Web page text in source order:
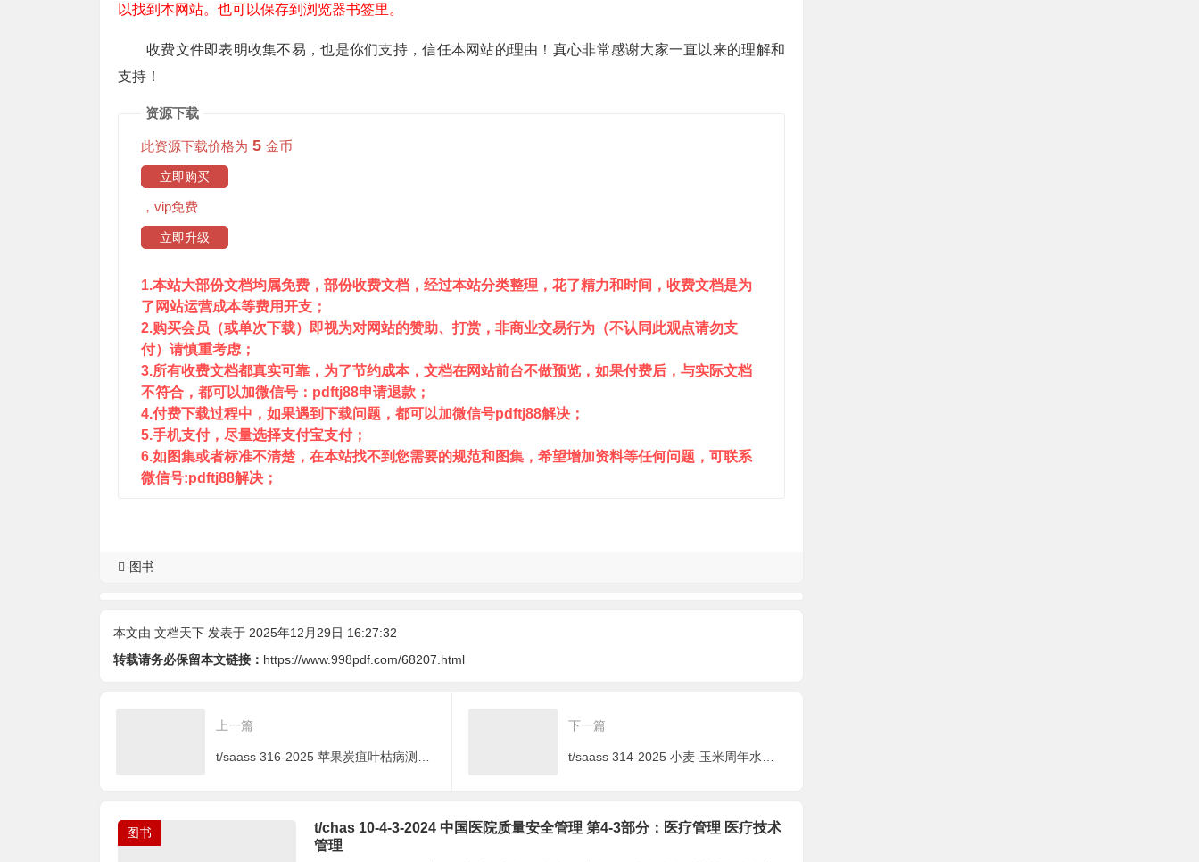
以找到本网站。也可以保存到浏览器书签里。
收费文件即表明收集不易，也是你们支持，信任本网站的理由！真心非常感谢大家一直以来的理解和
支持！
资源下载
此资源下载价格为 5 金币
立即购买
，vip免费
立即升级
1.本站大部份文档均属免费，部份收费文档，经过本站分类整理，花了精力和时间，收费文档是为
了网站运营成本等费用开支；
2.购买会员（或单次下载）即视为对网站的赞助、打赏，非商业交易行为（不认同此观点请勿支
付）请慎重考虑；
3.所有收费文档都真实可靠，为了节约成本，文档在网站前台不做预览，如果付费后，与实际文档
不符合，都可以加微信号：pdftj88申请退款；
4.付费下载过程中，如果遇到下载问题，都可以加微信号pdftj88解决；
5.手机支付，尽量选择支付宝支付；
6.如图集或者标准不清楚，在本站找不到您需要的规范和图集，希望增加资料等任何问题，可联系
微信号:pdftj88解决；
图书
本文由 文档天下 发表于 2025年12月29日 16:27:32
转载请务必保留本文链接： https://www.998pdf.com/68207.html
上一篇 下一篇
图书
t/chas 10-4-3-2024 中国医院质量安全管理 第4-3部分：医疗管理 医疗技术
管理